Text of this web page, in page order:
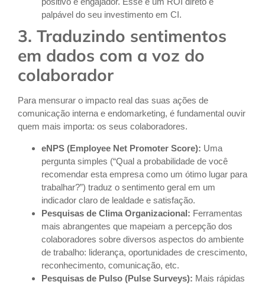
palpável do seu investimento em CI.
3. Traduzindo sentimentos
em dados com a voz do
colaborador
Para mensurar o impacto real das suas ações de
comunicação interna e endomarketing, é fundamental ouvir
quem mais importa: os seus colaboradores.
eNPS (Employee Net Promoter Score): Uma
pergunta simples (“Qual a probabilidade de você
recomendar esta empresa como um ótimo lugar para
trabalhar?”) traduz o sentimento geral em um
indicador claro de lealdade e satisfação.
Pesquisas de Clima Organizacional: Ferramentas
mais abrangentes que mapeiam a percepção dos
colaboradores sobre diversos aspectos do ambiente
de trabalho: liderança, oportunidades de crescimento,
reconhecimento, comunicação, etc.
Pesquisas de Pulso (Pulse Surveys): Mais rápidas